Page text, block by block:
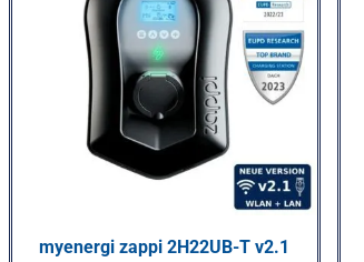
myenergi zappi 2H22UB-T v2.1